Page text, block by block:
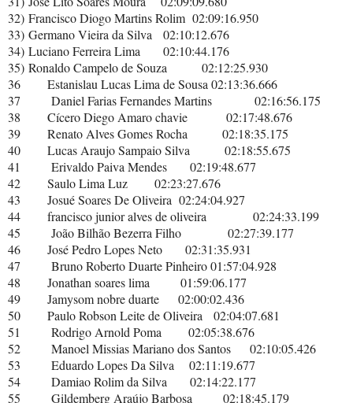
32) Francisco Diogo Martins Rolim 02:09:16.950
33) Germano Vieira da Silva
02:10:12.676
34) Luciano Ferreira Lima
02:10:44.176
35) Ronaldo Campelo de Souza
02:12:25.930
36
Estanislau Lucas Lima de Sousa 02:13:36.666
37
Daniel Farias Fernandes Martins
02:16:56.175
38
Cícero Diego Amaro chavie
02:17:48.676
39
Renato Alves Gomes Rocha
02:18:35.175
40
Lucas Araujo Sampaio Silva
02:18:55.675
41
Erivaldo Paiva Mendes
02:19:48.677
42
Saulo Lima Luz
02:23:27.676
43
Josué Soares De Oliveira 02:24:04.927
44
francisco junior alves de oliveira
02:24:33.199
45
João Bilhão Bezerra Filho
02:27:39.177
46
José Pedro Lopes Neto
02:31:35.931
47
Bruno Roberto Duarte Pinheiro01:57:04.928
48
Jonathan soares lima
01:59:06.177
49
Jamysom nobre duarte
02:00:02.436
50
Paulo Robson Leite de Oliveira
02:04:07.681
51
Rodrigo Arnold Poma
02:05:38.676
52
Manoel Missias Mariano dos Santos
02:10:05.426
53
Eduardo Lopes Da Silva
02:11:19.677
54
Damiao Rolim da Silva
02:14:22.177
55
Gildemberg Araújo Barbosa
02:18:45.179